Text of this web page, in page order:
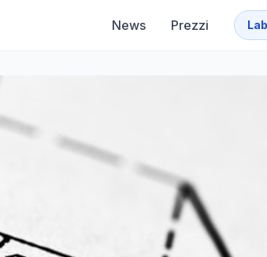
News Prezzi